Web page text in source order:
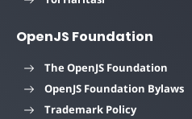
OpenJS Foundation
The OpenJS Foundation
OpenJS Foundation Bylaws
Trademark Policy